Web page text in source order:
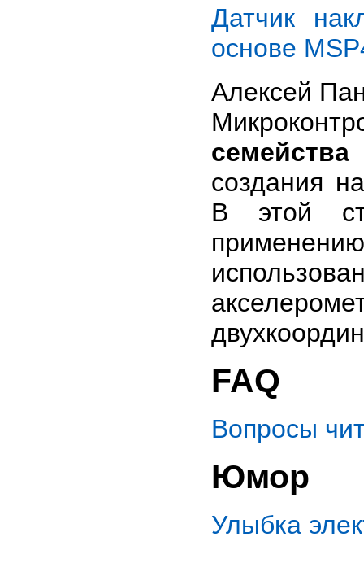
Датчик
основе
Алексей
создания
В этой
FAQ
Вопросы
Юмор
Улыбка